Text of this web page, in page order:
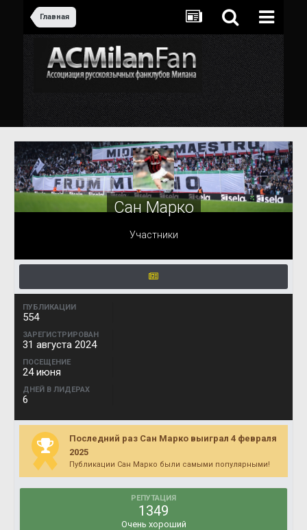
Главная
Сан Марко
Участники
ПУБЛИКАЦИИ
554
ЗАРЕГИСТРИРОВАН
31 августа 2024
ПОСЕЩЕНИЕ
24 июня
ДНЕЙ В ЛИДЕРАХ
6
Последний раз Сан Марко выиграл 4 февраля
2025
Публикации Сан Марко были самыми популярными!
РЕПУТАЦИЯ
1349
Очень хороший